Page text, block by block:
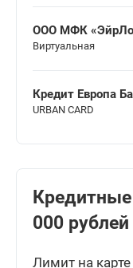
ООО МФК
Виртуальная
Кредит Европа
URBAN CARD
000 рублей
Лимит на карте